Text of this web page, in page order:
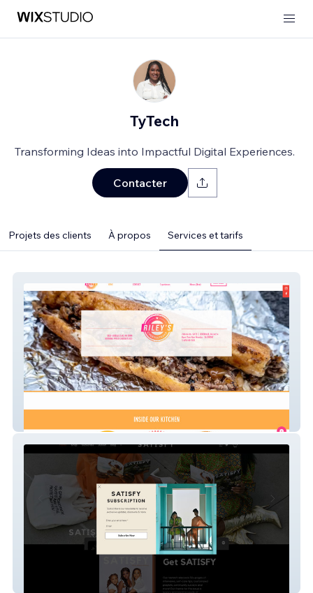
TyTech
Transforming Ideas into Impactful Digital Experiences.
Contacter
Projets des clients À propos Services et tarifs